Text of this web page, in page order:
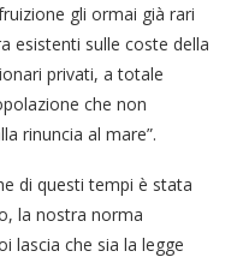
gli ormai già rari
esistenti sulle coste della
privati, a totale
che non
rinuncia al mare”.
di questi tempi è stata
la nostra norma
lascia che sia la legge